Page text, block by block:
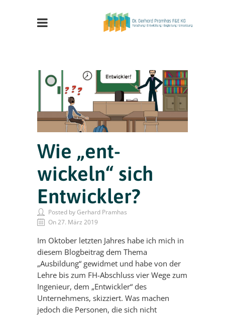
Wie „ent-
wickeln“ sich
Entwickler?
Posted by Gerhard Pramhas
On 27. März 2019
Im Oktober letzten Jahres habe ich mich in
diesem Blogbeitrag dem Thema
„Ausbildung“ gewidmet und habe von der
Lehre bis zum FH-Abschluss vier Wege zum
Ingenieur, dem „Entwickler“ des
Unternehmens, skizziert. Was machen
jedoch die Personen, die sich nicht